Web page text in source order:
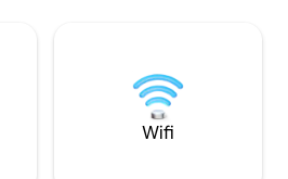
chef,
mesa de
y un balcón
espera! Reserva
recuerdos en
Wifi